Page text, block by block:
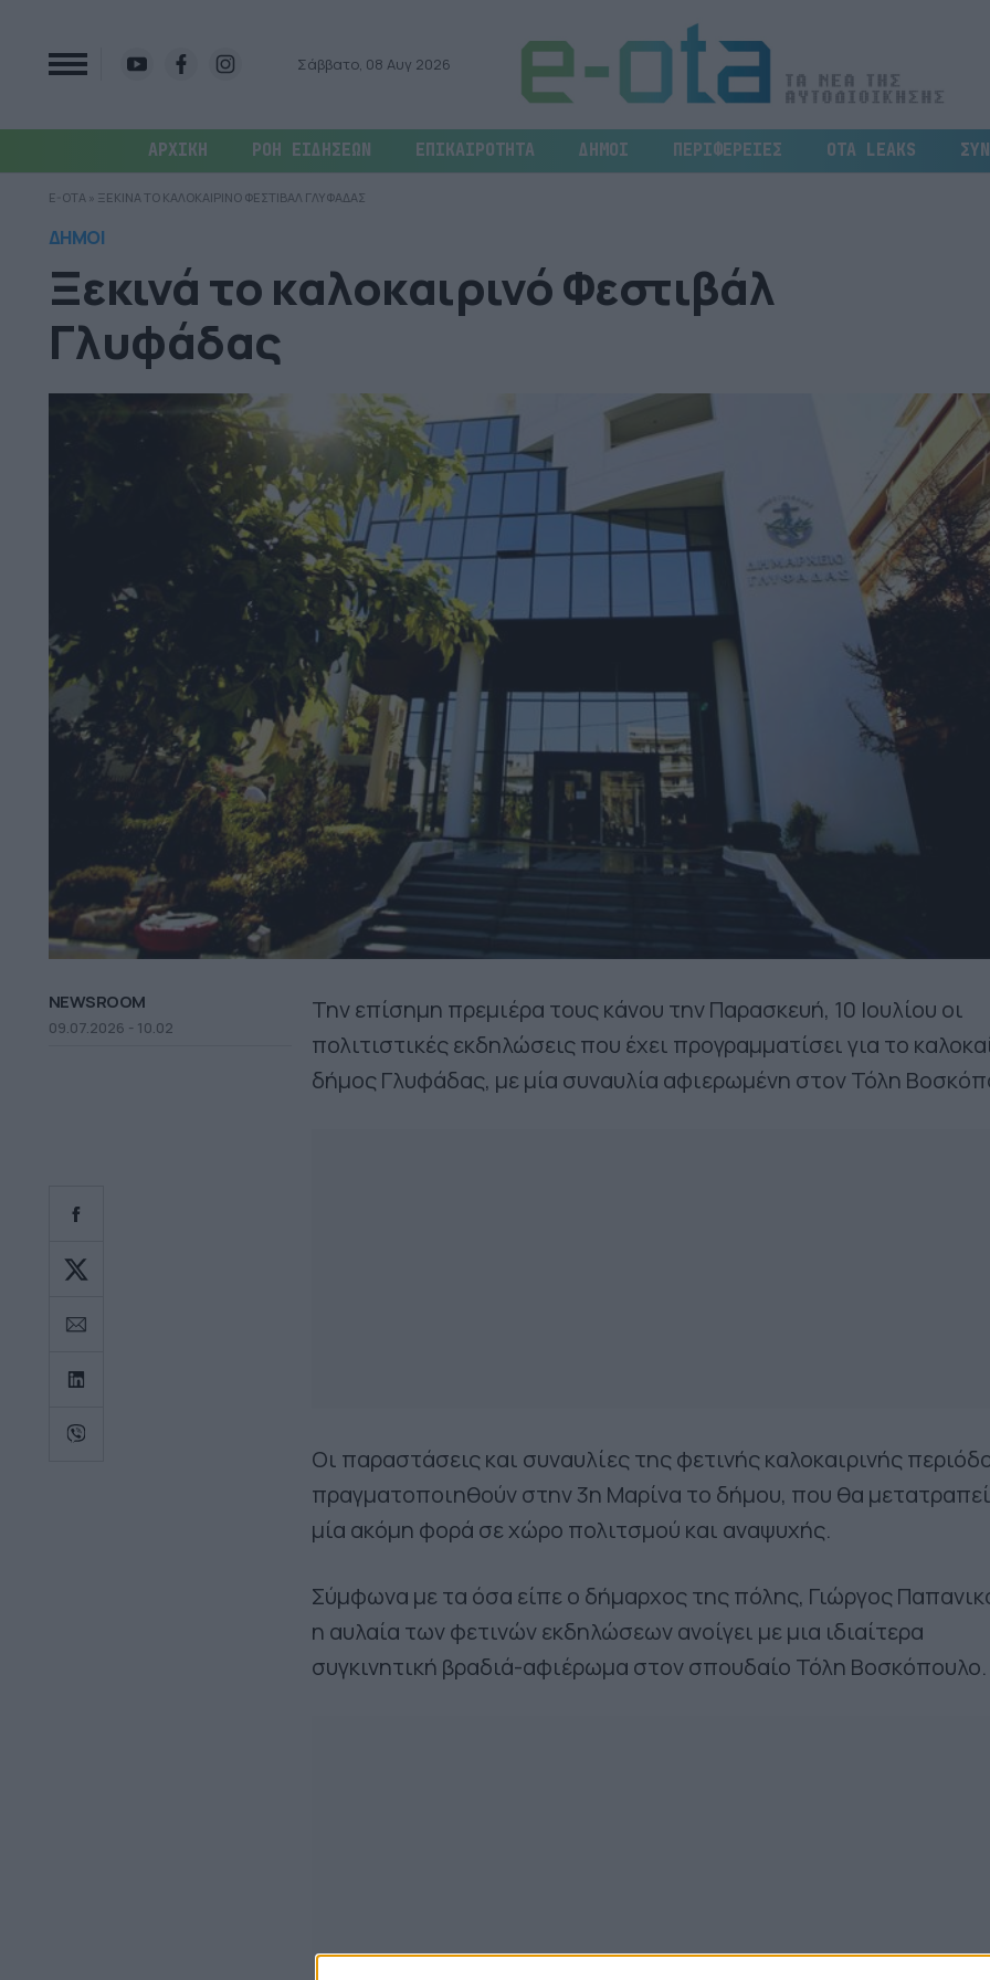
Σάββατο, 08 Αυγ 2026
ΑΡΧΙΚΗ ΡΟΗ ΕΙΔΗΣΕΩΝ ΕΠΙΚΑΙΡΟΤΗΤΑ ΔΗΜΟΙ ΠΕΡΙΦΕΡΕΙΕΣ OTA LEAKS
E-OTA » ΞΕΚΙΝΑ ΤΟ ΚΑΛΟΚΑΙΡΙΝΟ ΦΕΣΤΙΒΑΛ ΓΛΥΦΑΔΑΣ
ΔΗΜΟΙ
Ξεκινά το καλοκαιρινό Φεστιβάλ
Γλυφάδας
NEWSROOM
09.07.2026 - 10.02
Την επίσημη πρεμιέρα τους κάνου την Παρασκευή, 10 Ιουλίου οι
πολιτιστικές εκδηλώσεις που έχει προγραμματίσει για το
δήμος Γλυφάδας, με μία συναυλία αφιερωμένη στον Τόλη
Οι παραστάσεις και συναυλίες της φετινής καλοκαιρινής
πραγματοποιηθούν στην 3η Μαρίνα το δήμου, που θα μετατραπεί
μία ακόμη φορά σε χώρο πολιτσμού και αναψυχής.
Σύμφωνα με τα όσα είπε ο δήμαρχος της πόλης, Γιώργος
η αυλαία των φετινών εκδηλώσεων ανοίγει με μια ιδιαίτερα
συγκινητική βραδιά-αφιέρωμα στον σπουδαίο Τόλη Βοσκόπουλο.